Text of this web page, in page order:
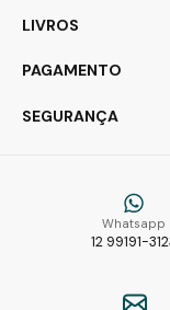
Whatsapp
12 99191-
LIVROS
PAGAMENTO
SEGURANÇA